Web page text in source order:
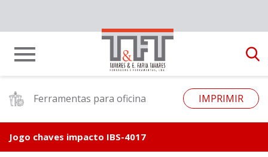
Ferramentas para oficina IMPRIMIR
Jogo chaves impacto IBS-4017